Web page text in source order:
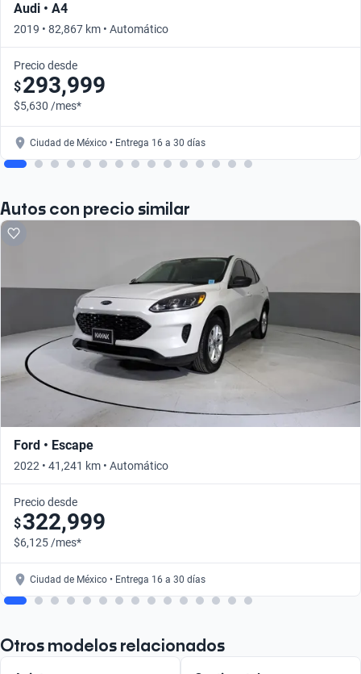
Audi • A4
2019 • 82,867 km • Automático
Precio desde
$293,999
$5,630 /mes*
Ciudad de México • Entrega 16 a 30 días
Autos con precio similar
Ford • Escape
2022 • 41,241 km • Automático
Precio desde
$322,999
$6,125 /mes*
Ciudad de México • Entrega 16 a 30 días
Otros modelos relacionados